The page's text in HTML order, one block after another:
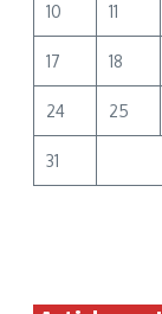
10 11
17 18
24 25
31